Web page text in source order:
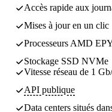
Accès rapide aux
Mises à jour en un clic
Processeurs AMD
Stockage SSD NVMe
Vitesse réseau de 1
API publique
Data centers situés